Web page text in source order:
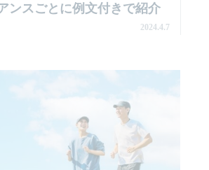
ンスごとに例文付きで紹介
2024.4.7